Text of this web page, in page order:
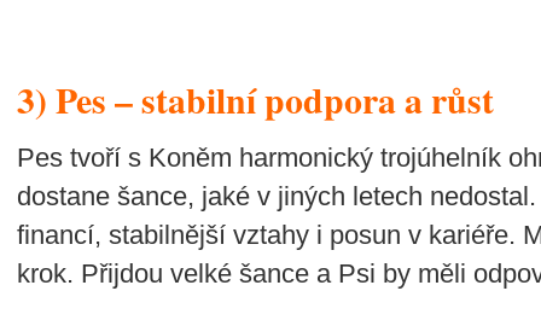
3) Pes – stabilní podpora a růst
Pes tvoří s Koněm harmonický trojúhelník
dostane šance, jaké v jiných letech
financí, stabilnější vztahy i posun v kariéře.
krok. Přijdou velké šance a Psi by měli